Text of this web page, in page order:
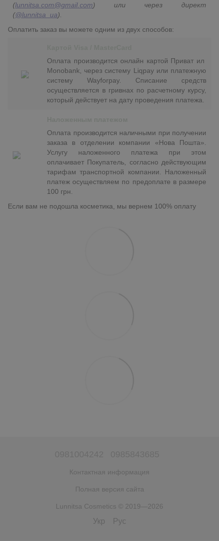
(lunnitsa.com@gmail.com) или через директ
(@lunnitsa_ua).
Оплатить заказ вы можете одним из двух способов:
Оплата производится онлайн картой Приват ил
Monobank, через систему Liqpay или платежную
систему Wayforpay. Списание средств
осуществляется в гривнах по расчетному курсу,
который действует на дату проведения платежа.
Оплата производится наличными при получении
заказа в отделении компании «Нова Пошта».
Услугу наложенного платежа при этом
оплачивает Покупатель, согласно действующим
тарифам транспортной компании. Наложенный
платеж осуществляем по предоплате в размере
100 грн.
Если вам не подошла косметика, мы вернем 100% оплату
Контактная информация
Полная версия сайта
Lunnitsa Cosmetics © 2019—2026
Укр Рус